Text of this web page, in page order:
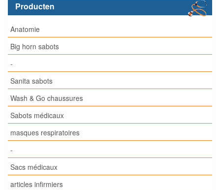
Producten
Anatomie
Big horn sabots
-
Sanita sabots
Wash & Go chaussures
Sabots médicaux
masques respiratoires
-
Sacs médicaux
articles infirmiers